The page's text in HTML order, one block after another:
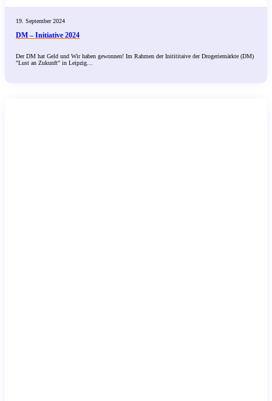
19. September 2024
DM – Initiative 2024
Der DM hat Geld und Wir haben gewonnen! Im Rahmen der Initititaive der Drogeriemärkte (DM)
"Lust an Zukunft" in Leipzig…